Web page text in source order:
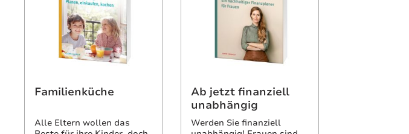
Familienküche
Alle Eltern wollen das
Ab jetzt finanziell
unabhängig
Werden Sie finanziell